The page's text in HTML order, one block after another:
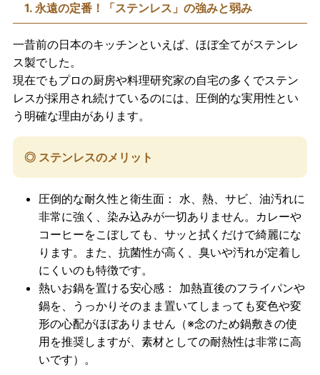
1. 永遠の定番！「ステンレス」の強みと弱み
一昔前の日本のキッチンといえば、ほぼ全てがステンレ
ス製でした。
現在でもプロの厨房や料理研究家の自宅の多くでステン
レスが採用され続けているのには、圧倒的な実用性とい
う明確な理由があります。
◎ ステンレスのメリット
圧倒的な耐久性と衛生面：
水、熱、サビ、油汚れに
非常に強く、染み込みが一切ありません。カレーや
コーヒーをこぼしても、サッと拭くだけで綺麗にな
ります。また、抗菌性が高く、臭いや汚れが定着し
にくいのも特徴です。
熱いお鍋を置ける安心感：
加熱直後のフライパンや
鍋を、うっかりそのまま置いてしまっても変色や変
形の心配がほぼありません（※念のため鍋敷きの使
用を推奨しますが、素材としての耐熱性は非常に高
いです）。